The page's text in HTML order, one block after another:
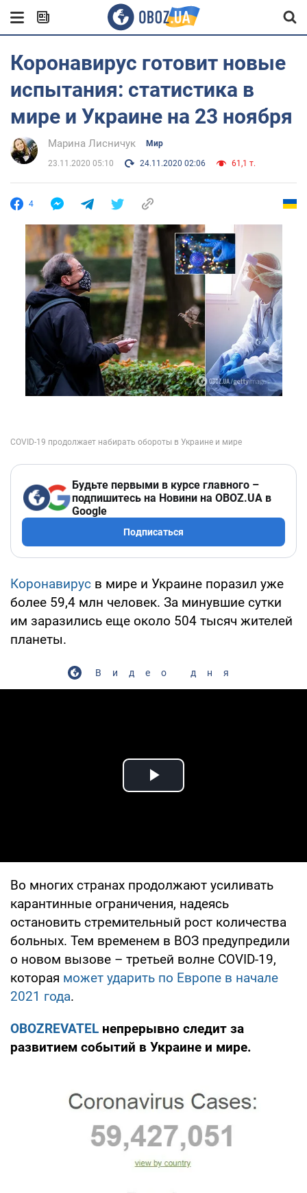
Коронавирус готовит новые
испытания: статистика в
мире и Украине на 23 ноября
Марина Лисничук Мир
23.11.2020 05:10 24.11.2020 02:06 61,1 т.
4
Будьте первыми в курсе главного –
подпишитесь на Новини на OBOZ.UA в
Google
Подписаться
Коронавирус в мире и Украине поразил уже
более 59,4 млн человек. За минувшие сутки
им заразились еще около 504 тысяч жителей
планеты.
Видео дня
Play Video
Во многих странах продолжают усиливать
карантинные ограничения, надеясь
остановить стремительный рост количества
больных. Тем временем в ВОЗ предупредили
о новом вызове – третьей волне COVID-19,
которая может ударить по Европе в начале
2021 года.
OBOZREVATEL непрерывно следит за
развитием событий в Украине и мире.